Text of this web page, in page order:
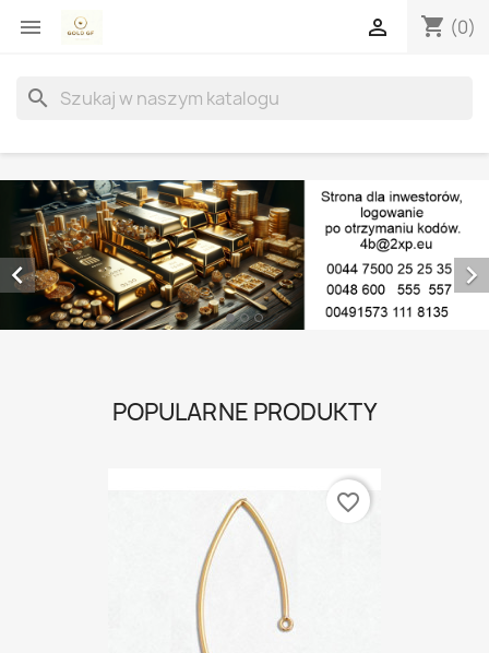
 shopping_cart (0)

search
 
POPULARNE PRODUKTY
favorite_border